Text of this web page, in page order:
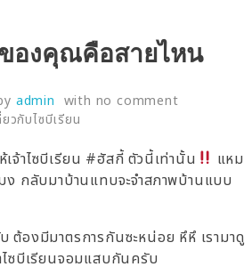
องคุณคือสายไหน
admin with no comment
ยวกับไซบีเรียน
จ้าไซบีเรียน #ฮัสกี้ ตัวนี้เท่านั้น
แหม
ง กลับมาบ้านแทบจะจำสภาพบ้านแบบ
ต้องมีมาตรการกันซะหน่อย หึหึ เรามาดู
ไซบีเรียนจอมแสบกันครับ